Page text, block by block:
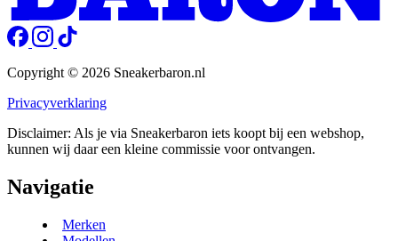
Copyright © 2026 Sneakerbaron.nl
Privacyverklaring
Disclaimer: Als je via Sneakerbaron iets koopt bij een webshop,
kunnen wij daar een kleine commissie voor ontvangen.
Navigatie
Merken